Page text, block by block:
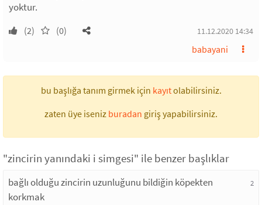
yoktur.
(2) (0) 11.12.2020 14:34
babayani
bu başlığa tanım girmek için kayıtolabilirsiniz.
zaten üye iseniz buradan giriş yapabilirsiniz.
"zincirin yanındaki i simgesi" ile benzer başlıklar
bağlı olduğu zincirin uzunluğunu bildiğin köpekten
korkmak
2